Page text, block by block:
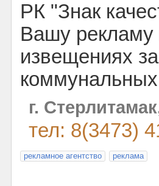
РК "Знак
Вашу рекламу
извещениях
г.
тел: 8(3473)
рекламное агентство реклама